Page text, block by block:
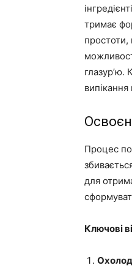
тримає
глазур’ю.
випікання
Процес
для
Ключові